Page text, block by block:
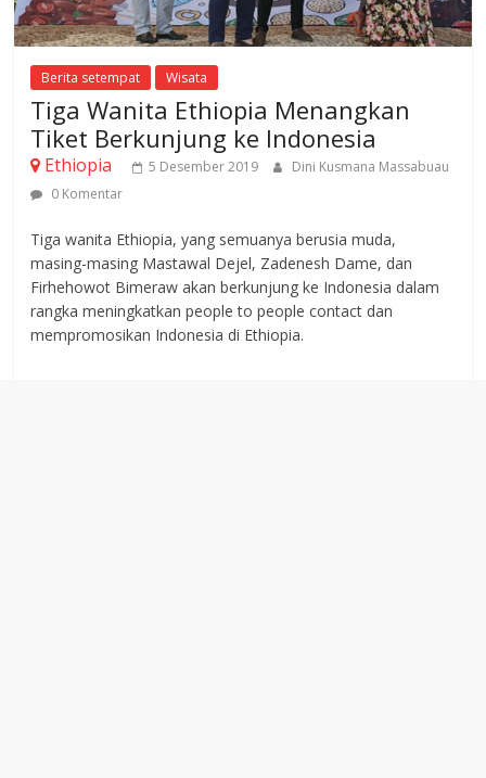
Berita setempat Wisata
Tiga Wanita Ethiopia Menangkan
Tiket Berkunjung ke Indonesia
Ethiopia 5 Desember 2019
Dini Kusmana Massabuau
0 Komentar
Tiga wanita Ethiopia, yang semuanya berusia muda,
masing-masing Mastawal Dejel, Zadenesh Dame, dan
Firhehowot Bimeraw akan berkunjung ke Indonesia dalam
rangka meningkatkan people to people contact dan
mempromosikan Indonesia di Ethiopia.